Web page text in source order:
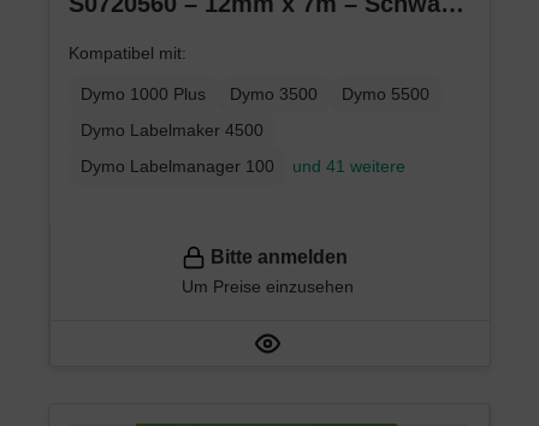
Kompatibel mit:
Dymo 1000 Plus Dymo 3500
Dymo 5500
Dymo Labelmaker 4500
Dymo Labelmanager 100
und 41 weitere
Bitte anmelden
Um Preise einzusehen